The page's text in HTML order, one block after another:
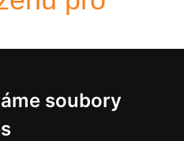
soubory
plánované opravy pro
pochopení.
Šerý